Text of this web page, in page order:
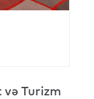
və Turizm